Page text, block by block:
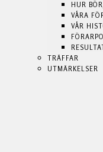
TRÄFFAR
HUR
VÅRA
VÅR
TRÄFFAR
UTMÄRKELSER
HUR
VÅRA
VÅR
TRÄFFAR
UTMÄRKELSER